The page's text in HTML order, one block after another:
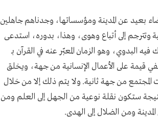
بعيد عن المدينة ومؤسساتها، وجدناهم جاهلين
إلى أتباع وهوى، وهذا، بدوره، استدعى
فيه البدوي، وهو الزمان المعبّر عنه في القرآن بـ
قيمة على الأعمال الإنسانية من جهة، ويخلق
من جهة ثانية. ولا يتم ذلك إلا من خلال
ستكون نقلة نوعية من الجهل إلى العلم ومن
ومن الضلال إلى الهدى.